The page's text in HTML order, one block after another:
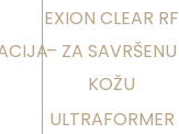
EXION CLEAR RF
– ZA SAVRŠENU
KOŽU
ULTRAFORMER